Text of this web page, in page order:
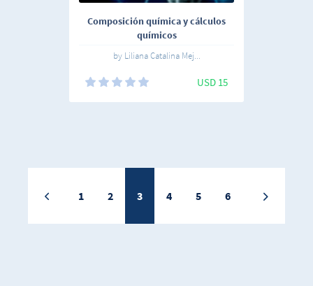
Composición química y cálculos
químicos
by Liliana Catalina Mej...
USD 15
1 2 3 4 5 6